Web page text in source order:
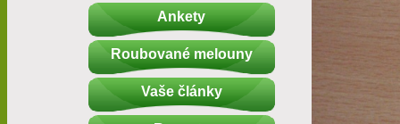
Ankety
Roubované melouny
Vaše články